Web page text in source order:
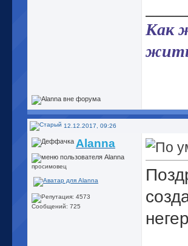
Как
12.12.2017, 09:26
Alanna
просимовец
Сообщений: 725